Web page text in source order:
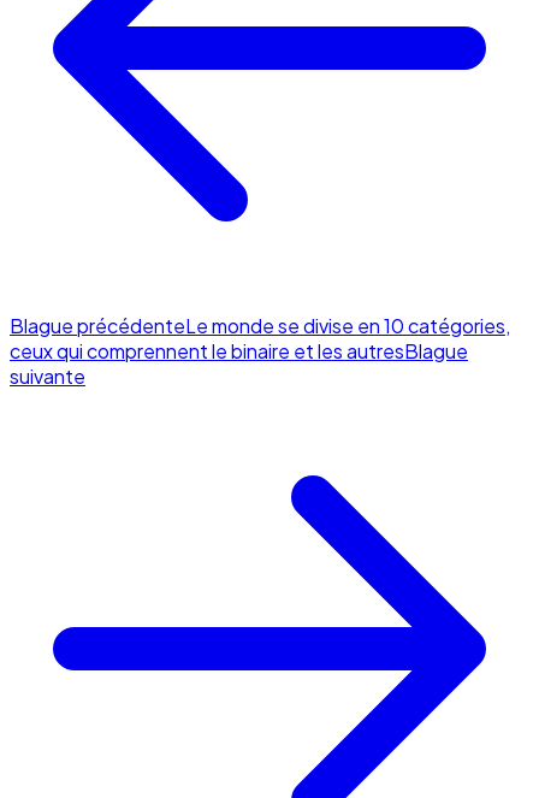
Blague précédenteLe monde se divise en 10 catégories,
ceux qui comprennent le binaire et les autresBlague
suivante